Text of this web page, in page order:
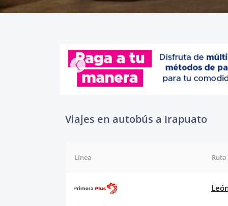
Viajes en autobús a Irapuato
Línea Ruta